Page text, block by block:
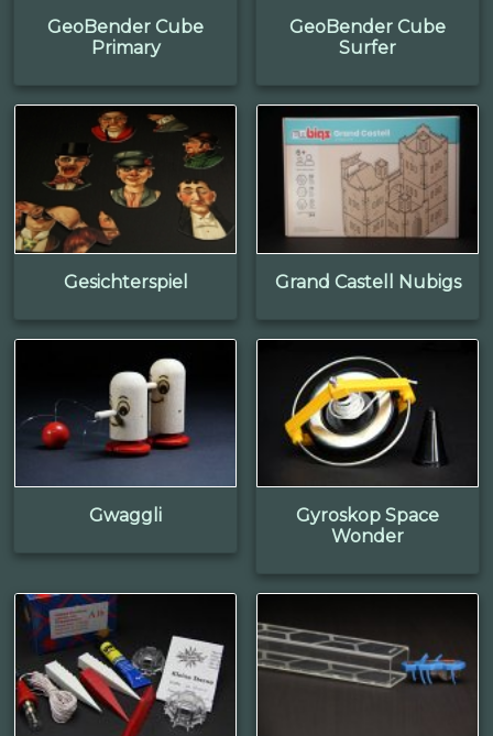
GeoBender Cube
Primary
GeoBender Cube
Surfer
Gesichterspiel Grand Castell Nubigs
Gwaggli
Gyroskop Space
Wonder